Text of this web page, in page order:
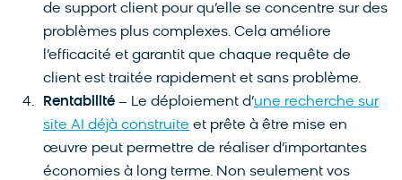
de support client pour qu’elle se concentre sur des
problèmes plus complexes. Cela améliore
l’efficacité et garantit que chaque requête de
client est traitée rapidement et sans problème.
Rentabilité – Le déploiement d’une recherche sur
site AI déjà construite et prête à être mise en
œuvre peut permettre de réaliser d’importantes
économies à long terme. Non seulement vos